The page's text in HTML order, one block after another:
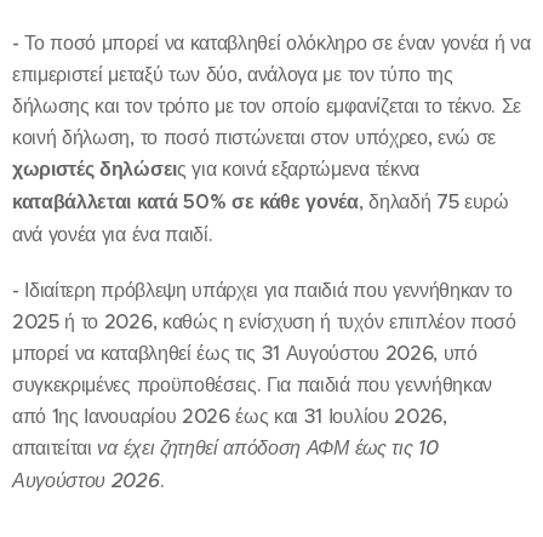
- Το ποσό μπορεί να καταβληθεί ολόκληρο σε έναν γονέα ή να
επιμεριστεί μεταξύ των δύο, ανάλογα με τον τύπο της
δήλωσης και τον τρόπο με τον οποίο εμφανίζεται το τέκνο. Σε
κοινή δήλωση, το ποσό πιστώνεται στον υπόχρεο, ενώ σε
χωριστές δηλώσεις για κοινά εξαρτώμενα τέκνα
καταβάλλεται κατά 50% σε κάθε γονέα, δηλαδή 75 ευρώ
ανά γονέα για ένα παιδί.
- Ιδιαίτερη πρόβλεψη υπάρχει για παιδιά που γεννήθηκαν το
2025 ή το 2026, καθώς η ενίσχυση ή τυχόν επιπλέον ποσό
μπορεί να καταβληθεί έως τις 31 Αυγούστου 2026, υπό
συγκεκριμένες προϋποθέσεις. Για παιδιά που γεννήθηκαν
από 1ης Ιανουαρίου 2026 έως και 31 Ιουλίου 2026,
απαιτείται να έχει ζητηθεί απόδοση ΑΦΜ έως τις 10
Αυγούστου 2026.